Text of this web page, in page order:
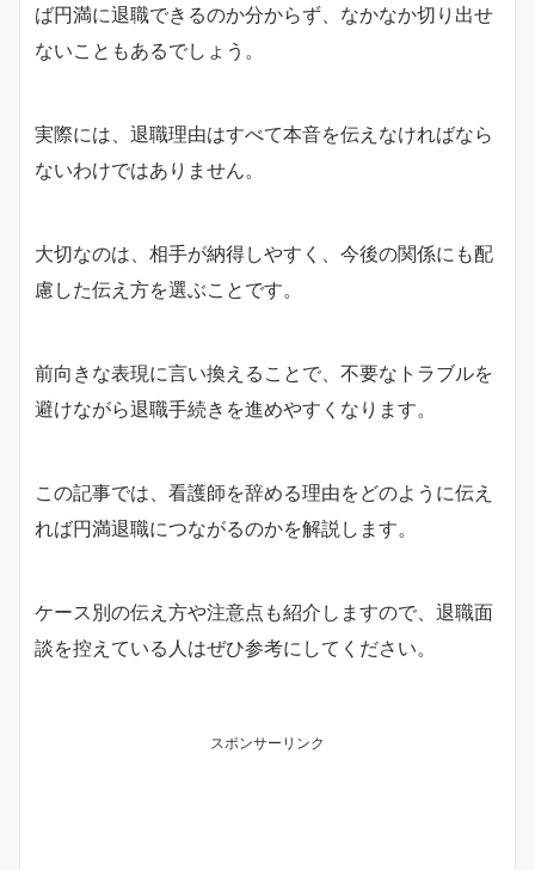
ば円満に退職できるのか分からず、なかなか切り出せ
ないこともあるでしょう。
実際には、退職理由はすべて本音を伝えなければなら
ないわけではありません。
大切なのは、相手が納得しやすく、今後の関係にも配
慮した伝え方を選ぶことです。
前向きな表現に言い換えることで、不要なトラブルを
避けながら退職手続きを進めやすくなります。
この記事では、看護師を辞める理由をどのように伝え
れば円満退職につながるのかを解説します。
ケース別の伝え方や注意点も紹介しますので、退職面
談を控えている人はぜひ参考にしてください。
スポンサーリンク